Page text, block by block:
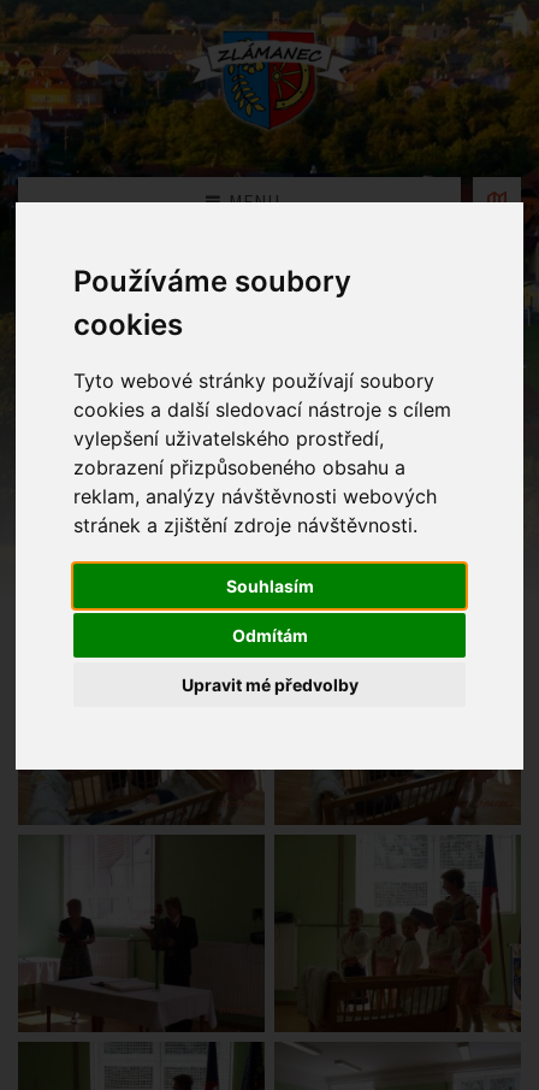
Používáme soubory
cookies
Tyto webové stránky používají soubory
cookies a další sledovací nástroje s cílem
vylepšení uživatelského prostředí,
zobrazení přizpůsobeného obsahu a
reklam, analýzy návštěvnosti webových
stránek a zjištění zdroje návštěvnosti.
Souhlasím
Odmítám
Upravit mé předvolby
MENU
Fotogalerie